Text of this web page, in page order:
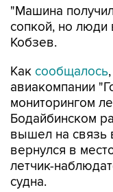
"Машина
сопкой, но люди
Кобзев.
Как сообщалось
авиакомпании
мониторингом
Бодайбинском
вышел на связь
вернулся в
летчик-
судна.